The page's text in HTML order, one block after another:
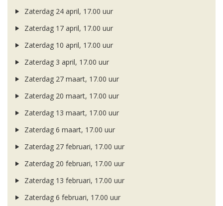
Zaterdag 24 april, 17.00 uur
Zaterdag 17 april, 17.00 uur
Zaterdag 10 april, 17.00 uur
Zaterdag 3 april, 17.00 uur
Zaterdag 27 maart, 17.00 uur
Zaterdag 20 maart, 17.00 uur
Zaterdag 13 maart, 17.00 uur
Zaterdag 6 maart, 17.00 uur
Zaterdag 27 februari, 17.00 uur
Zaterdag 20 februari, 17.00 uur
Zaterdag 13 februari, 17.00 uur
Zaterdag 6 februari, 17.00 uur